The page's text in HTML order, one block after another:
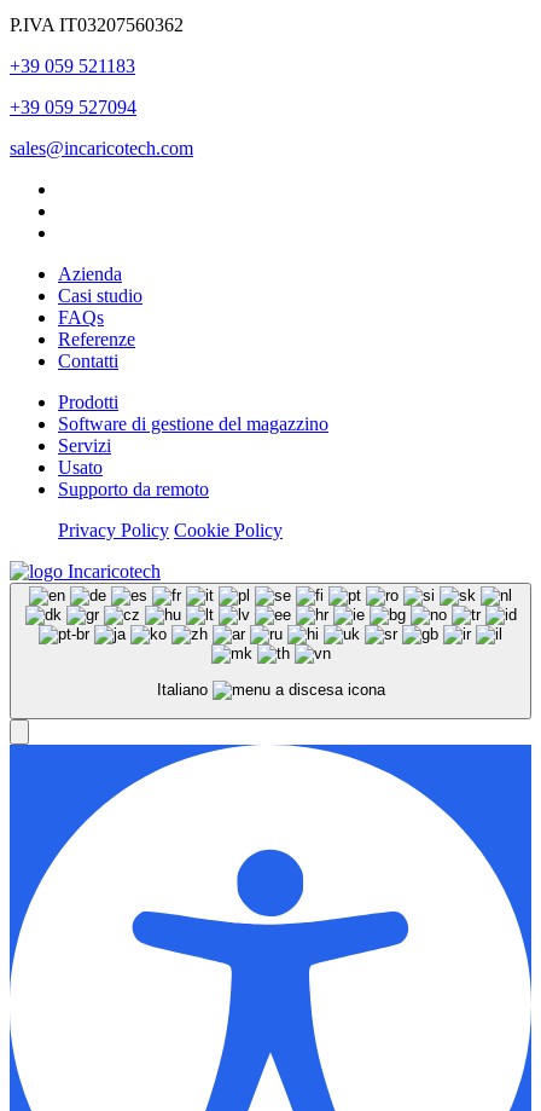
P.IVA IT03207560362
+39 059 521183
+39 059 527094
sales@incaricotech.com
Azienda
Casi studio
FAQs
Referenze
Contatti
Prodotti
Software di gestione del magazzino
Servizi
Usato
Supporto da remoto
Privacy Policy Cookie Policy
Italiano